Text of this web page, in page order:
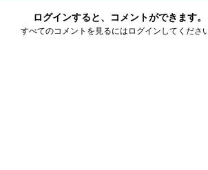
ログインすると、コメントができます。
すべてのコメントを見るにはログインしてください